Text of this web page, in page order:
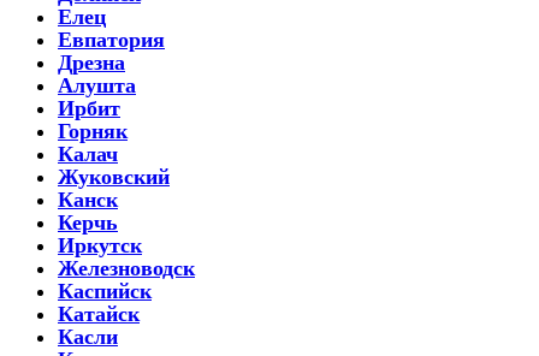
Елец
Евпатория
Дрезна
Алушта
Ирбит
Горняк
Калач
Жуковский
Канск
Керчь
Иркутск
Железноводск
Каспийск
Катайск
Касли